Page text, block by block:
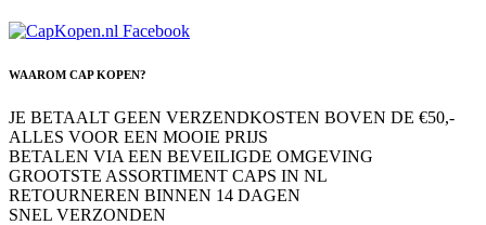
WAAROM CAP KOPEN?
JE BETAALT GEEN VERZENDKOSTEN BOVEN DE €50,-
ALLES VOOR EEN MOOIE PRIJS
BETALEN VIA EEN BEVEILIGDE OMGEVING
GROOTSTE ASSORTIMENT CAPS IN NL
RETOURNEREN BINNEN 14 DAGEN
SNEL VERZONDEN